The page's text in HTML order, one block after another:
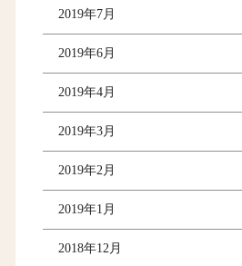
2019年7月
2019年6月
2019年4月
2019年3月
2019年2月
2019年1月
2018年12月